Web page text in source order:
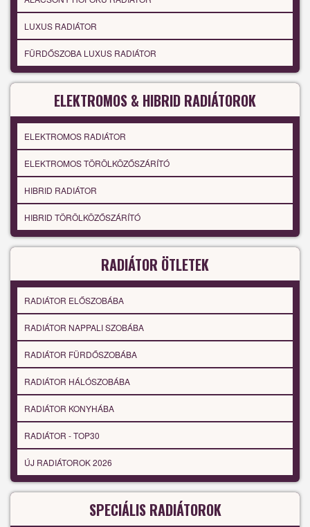
LUXUS RADIÁTOR
FÜRDŐSZOBA LUXUS RADIÁTOR
ELEKTROMOS & HIBRID RADIÁTOROK
ELEKTROMOS RADIÁTOR
ELEKTROMOS TÖRÖLKÖZŐSZÁRÍTÓ
HIBRID RADIÁTOR
HIBRID TÖRÖLKÖZŐSZÁRÍTÓ
RADIÁTOR ÖTLETEK
RADIÁTOR ELŐSZOBÁBA
RADIÁTOR NAPPALI SZOBÁBA
RADIÁTOR FÜRDŐSZOBÁBA
RADIÁTOR HÁLÓSZOBÁBA
RADIÁTOR KONYHÁBA
RADIÁTOR - TOP30
ÚJ RADIÁTOROK 2026
SPECIÁLIS RADIÁTOROK